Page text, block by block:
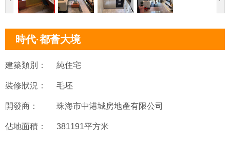
時代·都薈大境
建築類別： 純住宅
裝修狀況： 毛坯
開發商： 珠海市中港城房地產有限公司
佔地面積： 381191平方米